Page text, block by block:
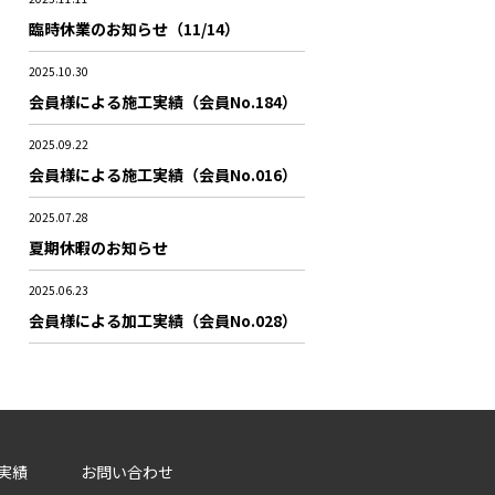
臨時休業のお知らせ（11/14）
2025.10.30
会員様による施工実績（会員No.184）
2025.09.22
会員様による施工実績（会員No.016）
2025.07.28
夏期休暇のお知らせ
2025.06.23
会員様による加工実績（会員No.028）
績 お問い合わせ